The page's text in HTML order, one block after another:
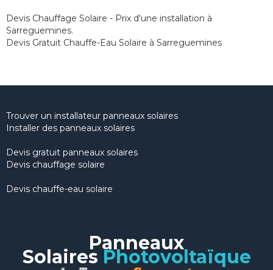
Devis Chauffage Solaire - Prix d'une installation à
Sarreguemines.
Devis Gratuit Chauffe-Eau Solaire à Sarreguemines
Trouver un installateur panneaux solaires
Installer des panneaux solaires
Devis gratuit panneaux solaires
Devis chauffage solaire
Devis chauffe-eau solaire
Panneaux
Solaires Photovoltaïque